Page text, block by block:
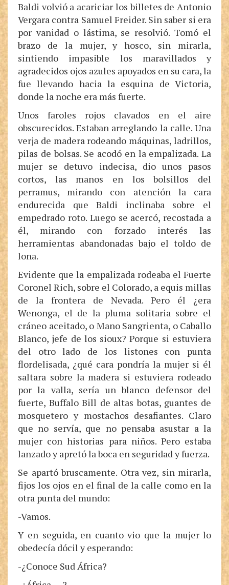
Baldi volvió a acariciar los billetes de Antonio
Vergara contra Samuel Freider. Sin saber si era
por vanidad o lástima, se resolvió. Tomó el
brazo de la mujer, y hosco, sin mirarla,
sintiendo impasible los maravillados y
agradecidos ojos azules apoyados en su cara, la
fue llevando hacia la esquina de Victoria,
donde la noche era más fuerte.
Unos faroles rojos clavados en el aire
obscurecidos. Estaban arreglando la calle. Una
verja de madera rodeando máquinas, ladrillos,
pilas de bolsas. Se acodó en la empalizada. La
mujer se detuvo indecisa, dio unos pasos
cortos, las manos en los bolsillos del
perramus, mirando con atención la cara
endurecida que Baldi inclinaba sobre el
empedrado roto. Luego se acercó, recostada a
él, mirando con forzado interés las
herramientas abandonadas bajo el toldo de
lona.
Evidente que la empalizada rodeaba el Fuerte
Coronel Rich, sobre el Colorado, a equis millas
de la frontera de Nevada. Pero él ¿era
Wenonga, el de la pluma solitaria sobre el
cráneo aceitado, o Mano Sangrienta, o Caballo
Blanco, jefe de los sioux? Porque si estuviera
del otro lado de los listones con punta
flordelisada, ¿qué cara pondría la mujer si él
saltara sobre la madera si estuviera rodeado
por la valla, sería un blanco defensor del
fuerte, Buffalo Bill de altas botas, guantes de
mosquetero y mostachos desafiantes. Claro
que no servía, que no pensaba asustar a la
mujer con historias para niños. Pero estaba
lanzado y apretó la boca en seguridad y fuerza.
Se apartó bruscamente. Otra vez, sin mirarla,
fijos los ojos en el final de la calle como en la
otra punta del mundo:
-Vamos.
Y en seguida, en cuanto vio que la mujer lo
obedecía dócil y esperando:
-¿Conoce Sud África?